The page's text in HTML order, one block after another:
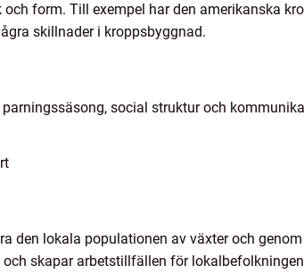
form. Till exempel har den amerikanska
skillnader i kroppsbyggnad.
social struktur och
den lokala populationen av växter och
skapar arbetstillfällen för